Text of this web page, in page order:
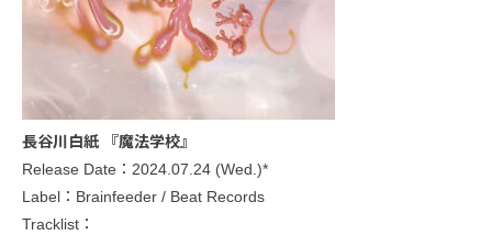
長谷川白紙 『魔法学校』
Release Date：2024.07.24 (Wed.)*
Label：Brainfeeder / Beat Records
Tracklist：